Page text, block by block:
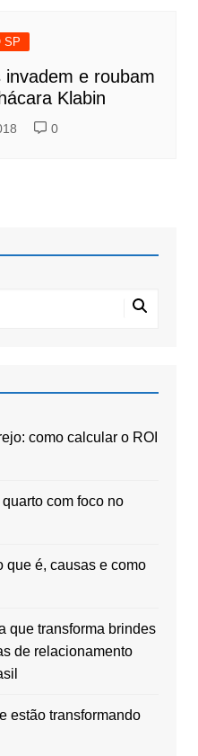
SP
e roubam
Klabin
0
como calcular o ROI
com foco no
que é, causas e como
que transforma brindes
de relacionamento
estão transformando